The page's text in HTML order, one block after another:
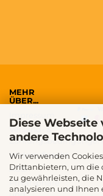
Diese
andere
Wir verwenden
Drittanbietern, um die
zu gewährleisten, die
analysieren und Ihnen
MEHR
ÜBER...
Versand- &
Zahlungsbedingungen
Widerrufsrecht
AGB
Privatsphäre